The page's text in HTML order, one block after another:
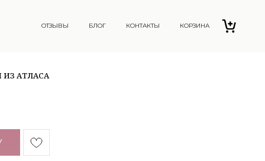
ОТЗЫВЫ БЛОГ КОНТАКТЫ КОРЗИНА
АТЛАСА